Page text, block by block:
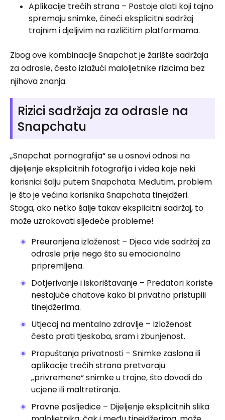
Aplikacije trećih strana – Postoje alati koji tajno
spremaju snimke, čineći eksplicitni sadržaj
trajnim i djeljivim na različitim platformama.
Zbog ove kombinacije Snapchat je žarište sadržaja
za odrasle, često izlažući maloljetnike rizicima bez
njihova znanja.
Rizici sadržaja za odrasle na
Snapchatu
„Snapchat pornografija“ se u osnovi odnosi na
dijeljenje eksplicitnih fotografija i videa koje neki
korisnici šalju putem Snapchata. Međutim, problem
je što je većina korisnika Snapchata tinejdžeri.
Stoga, ako netko šalje takav eksplicitni sadržaj, to
može uzrokovati sljedeće probleme!
Preuranjena izloženost – Djeca vide sadržaj za
odrasle prije nego što su emocionalno
pripremljena.
Dotjerivanje i iskorištavanje – Predatori koriste
nestajuće chatove kako bi privatno pristupili
tinejdžerima.
Utjecaj na mentalno zdravlje – Izloženost
često prati tjeskoba, sram i zbunjenost.
Propuštanja privatnosti – Snimke zaslona ili
aplikacije trećih strana pretvaraju
„privremene“ snimke u trajne, što dovodi do
ucjene ili maltretiranja.
Pravne posljedice – Dijeljenje eksplicitnih slika